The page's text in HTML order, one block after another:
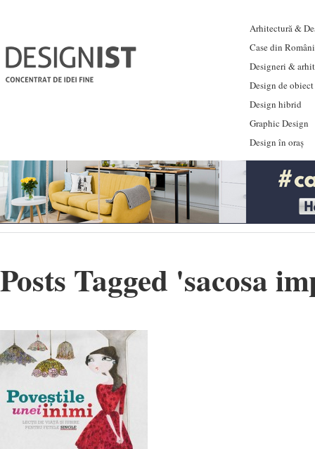
Arhitectură &
Case din
Designeri &
Design de obiect
Design hibrid
Graphic Design
Design în oraș
Posts Tagged 'sacosa